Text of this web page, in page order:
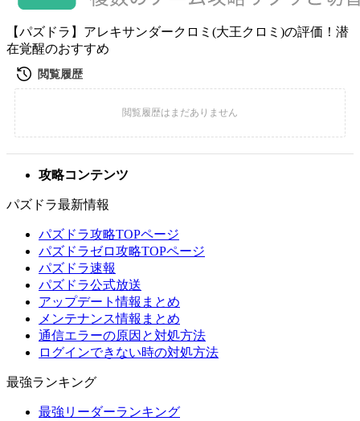
【パズドラ】アレキサンダークロミ(大王クロミ)の評価！潜
在覚醒のおすすめ
攻略コンテンツ
パズドラ最新情報
パズドラ攻略TOPページ
パズドラゼロ攻略TOPページ
パズドラ速報
パズドラ公式放送
アップデート情報まとめ
メンテナンス情報まとめ
通信エラーの原因と対処方法
ログインできない時の対処方法
最強ランキング
最強リーダーランキング